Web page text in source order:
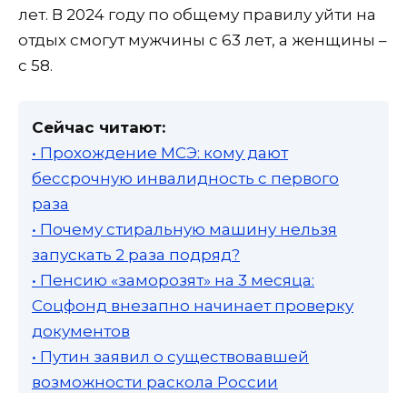
лет. В 2024 году по общему правилу уйти на
отдых смогут мужчины с 63 лет, а женщины –
с 58.
Сейчас читают:
• Прохождение МСЭ: кому дают
бессрочную инвалидность с первого
раза
• Почему стиральную машину нельзя
запускать 2 раза подряд?
• Пенсию «заморозят» на 3 месяца:
Соцфонд внезапно начинает проверку
документов
• Путин заявил о существовавшей
возможности раскола России